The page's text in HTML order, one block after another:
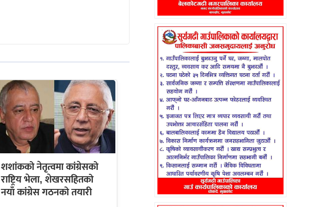
शशांकको नेतृत्वमा कांग्रेसको
राष्ट्रिय भेला, शेखरसहितको
नयाँ कांग्रेस गठनको तयारी